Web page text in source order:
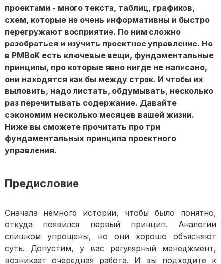
проектами - много текста, таблиц, графиков,
схем, которые не очень информативны и быстро
перегружают восприятие. По ним сложно
разобраться и изучить проектное управление. Но
в PMBoK есть ключевые вещи, фундаментальные
принципы, про которые явно нигде не написано,
они находятся как бы между строк. И чтобы их
выловить, надо листать, обдумывать, несколько
раз перечитывать содержание. Давайте
сэкономим несколько месяцев вашей жизни.
Ниже вы сможете прочитать про три
фундаментальных принципа проектного
управления.
Предисловие
Сначала немного истории, чтобы было понятно,
откуда появился первый принцип. Аналогии
слишком упрощены, но они хорошо объясняют
суть. Допустим, у вас регулярный менеджмент,
возникает очередная работа. И вы подходите к